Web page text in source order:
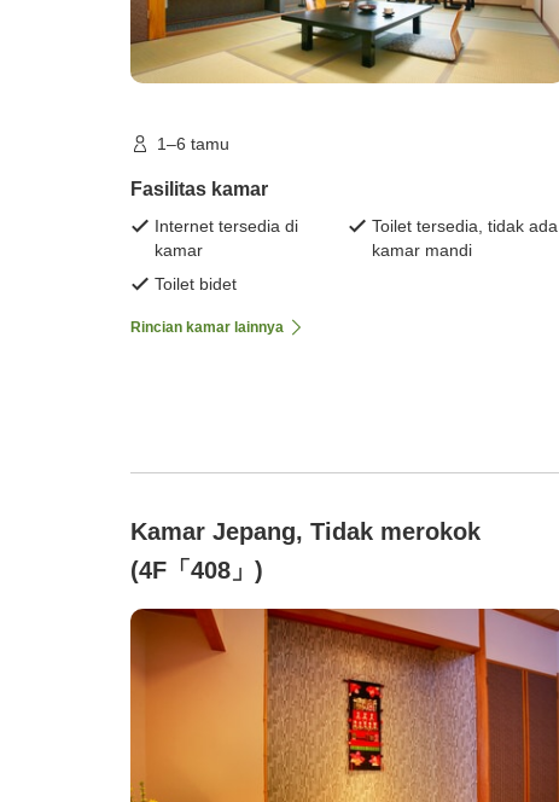
1–6 tamu
Fasilitas kamar
Internet tersedia di
kamar
Toilet tersedia, tidak ada
kamar mandi
Toilet bidet
Rincian kamar lainnya
Kamar Jepang, Tidak merokok
(4F「408」)